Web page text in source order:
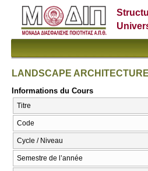
LANDSCAPE ARCHITECTURE
Informations du Cours
Titre
Code
Cycle / Niveau
Semestre de l’année